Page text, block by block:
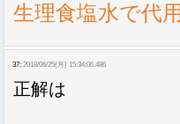
生理食塩水で代用
37: 2018/06/25(月) 15:34:06.486
正解は